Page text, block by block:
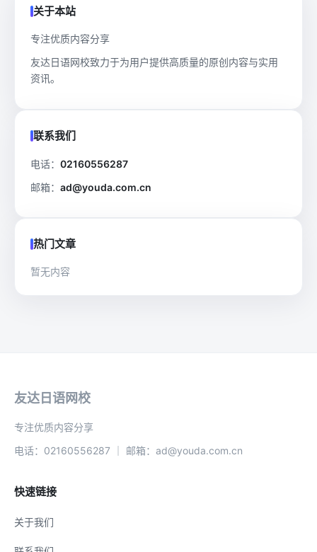
关于本站
专注优质内容分享
友达日语网校致力于为用户提供高质量的原创内容与实用
资讯。
联系我们
电话： 02160556287
邮箱： ad@youda.com.cn
热门文章
暂无内容
友达日语网校
专注优质内容分享
电话：02160556287 ｜ 邮箱：ad@youda.com.cn
快速链接
关于我们